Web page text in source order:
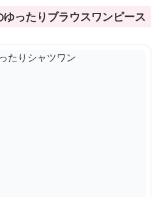
ったりブラウスワンピース